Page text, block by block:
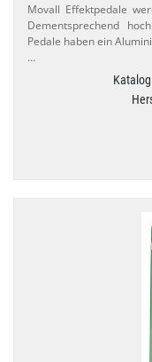
Movall Effektpedale
Dementsprechend
Pedale haben ein
…